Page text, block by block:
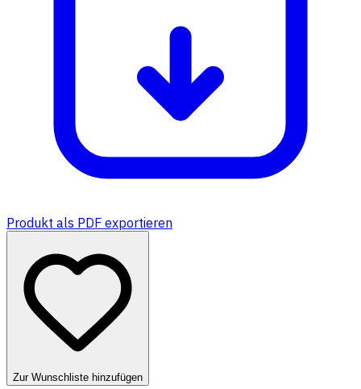
Produkt als PDF exportieren
Zur Wunschliste hinzufügen